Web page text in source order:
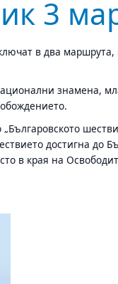
3
в два
знамена,
достигна до
в края на